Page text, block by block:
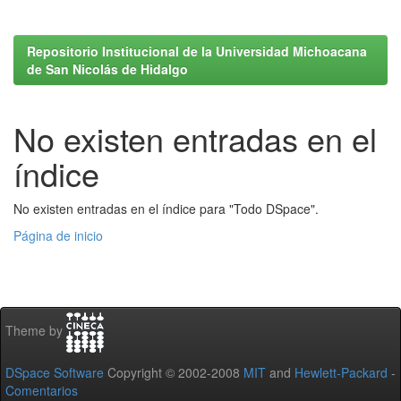
Repositorio Institucional de la Universidad Michoacana
de San Nicolás de Hidalgo
No existen entradas en el
índice
No existen entradas en el índice para "Todo DSpace".
Página de inicio
Theme by
DSpace Software Copyright © 2002-2008 MIT and Hewlett-Packard -
Comentarios